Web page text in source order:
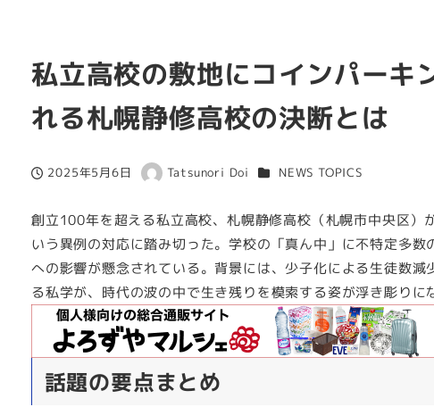
私立高校の敷地にコインパーキ
れる札幌静修高校の決断とは
投稿日
2025年5月6日
著
Tatsunori Doi カテゴリー
NEWS TOPICS
創立100年を超える私立高校、札幌静修高校（札幌市中央区
いう異例の対応に踏み切った。学校の「真ん中」に不特定多
への影響が懸念されている。背景には、少子化による生徒数
る私学が、時代の波の中で生き残りを模索する姿が浮き彫りに
話題の要点まとめ